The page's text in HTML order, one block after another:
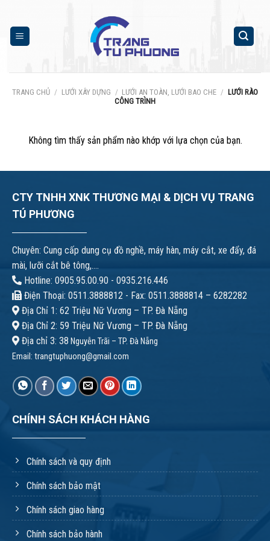
content
TRANG CHỦ / LƯỚI XÂY DỰNG / LƯỚI AN TOÀN, LƯỚI BAO CHE / LƯỚI RÀO
CÔNG TRÌNH
Không tìm thấy sản phẩm nào khớp với lựa chọn của bạn.
CTY TNHH XNK THƯƠNG MẠI & DỊCH VỤ TRANG
TÚ PHƯƠNG
Chuyên: Cung cấp dung cụ đồ nghề, máy hàn, máy cắt, xe đẩy, đá
mài, lưỡi cắt bê tông,....
Hotline: 0905.95.00.90 - 0935.216.446
Điện Thoại: 0511.3888812 - Fax: 0511.3888814 – 6282282
Địa Chỉ 1: 62 Triệu Nữ Vương – TP. Đà Nẵng
Địa Chỉ 2: 59 Triệu Nữ Vương – TP. Đà Nẵng
Địa chỉ 3: 38 Nguyễn Trãi – TP. Đà Nẵng
Email: trangtuphuong@gmail.com
CHÍNH SÁCH KHÁCH HÀNG
Chính sách và quy định
Chính sách bảo mật
Chính sách giao hàng
Chính sách bảo hành